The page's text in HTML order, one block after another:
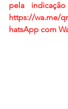
pela
https://wa.me/
hatsApp com